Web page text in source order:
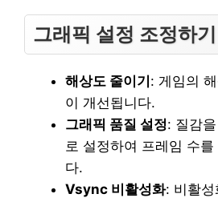
그래픽 설정 조정하기
해상도 줄이기 : 게임의
이 개선됩니다.
그래픽 품질 설정: 질감
로 설정하여 프레임 수
다.
Vsync 비활성화: 비활성